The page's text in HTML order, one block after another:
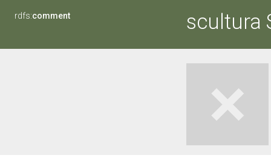
rdfs:comment scultura